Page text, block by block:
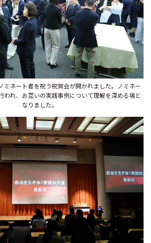
ミネート者を祝う祝賀会が開かれました。ノミネー
われ、お互いの実践事例について理解を深める場と
なりました。